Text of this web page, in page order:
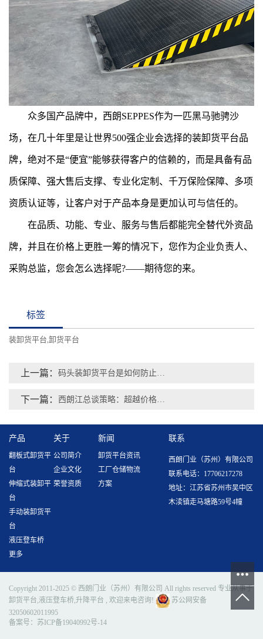
众多国产品牌中，西朗SEPPES作为一匹黑马驰骋沙
场，在几十年里是让世界500强企业会选择的装卸货平台品
牌，绝对不是“便宜”能够获得客户的信赖的，而是具备有品
质保障、强大售后支撑、专业化定制、千万保险保障、多项
资质认证等，让客户对于产品本身是更加认可与信任的。
在品质、功能、专业、服务与售后都能完全替代外资品
牌，并且在价格上更胜一筹的情况下，您作为企业负责人、
采购总监，您会怎么选择呢?——期待您的来。
标签
装卸货平台,卸货平台
上一篇： 码头装卸货平台是如何防止叉车坠落危险的
下一篇： 西朗江总谈策略：超越价格战，以差异化竞争引领未来
产品
翻板式卸货平
台
伸缩式装卸平
台
手动装卸货平
台
液压登车桥
更多
关于
公司简介
企业文化
荣誉资质
新闻
卸货平台资讯
工厂仓储物流
方案
联系
西朗门业（苏州）有限公司
联系电话：17706217278
地址：江苏省苏州市吴中区
木渎镇走马塘路59号4幢
Copyright 2011-2025 © 西朗门业（苏州）有限公司 All rights reserved 专业从事于
卸货平台,液压登车桥,升降平台 , 欢迎来电咨询!
苏公网安备
32050602011995
备案号： 苏ICP备19040992号-14